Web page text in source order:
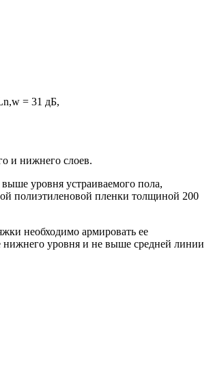
= 31 дБ,
и нижнего слоев.
уровня устраиваемого пола,
полиэтиленовой пленки толщиной 200
необходимо армировать ее
нижнего уровня и не выше средней линии